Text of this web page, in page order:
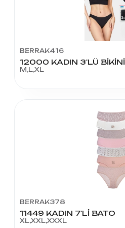
BERRAK416
12000 KADIN 3'LÜ BİKİNİ
M,L,XL
BERRAK378
11449 KADIN 7'Lİ BATO
XL,XXL,XXXL